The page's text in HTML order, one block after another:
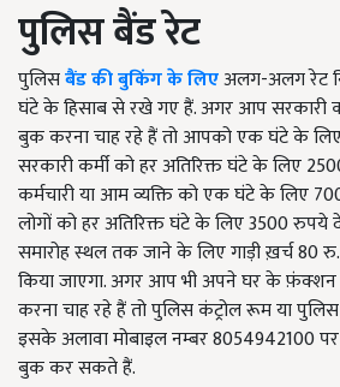
पुलिस बैंड रेट
पुलिसबैंड की बुकिंग के लिएअलग-अलग रेट
घंटे के हिसाब से रखे गए हैं. अगर आप सरकारी
बुक करना चाह रहे हैं तो आपको एक घंटे के
सरकारी कर्मी को हर अतिरिक्त घंटे के लिए
कर्मचारी या आम व्यक्ति को एक घंटे के लिए
लोगों को हर अतिरिक्त घंटे के लिए 3500 रुपये
समारोह स्थल तक जाने के लिए गाड़ी ख़र्च 80 रु.
किया जाएगा. अगर आप भी अपने घर के
करना चाह रहे हैं तो पुलिस कंट्रोल रूम या
इसके अलावा मोबाइल नम्बर8054942100
बुक कर सकते हैं.